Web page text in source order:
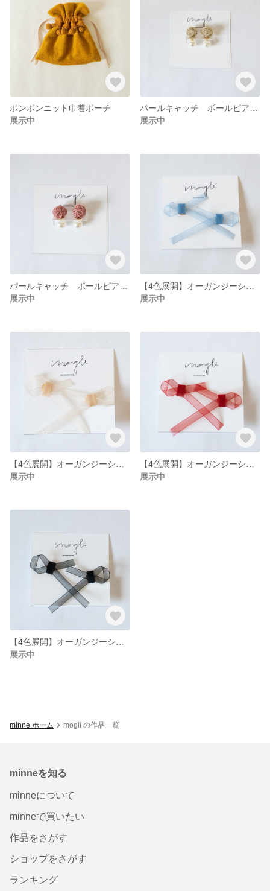
ポンポンニット巾着ポーチ
展示中
展示中
展示中
展示中
展示中
展示中
展示中
minne ホーム mogli の作品一覧
minneを知る
minneについて
minneで買いたい
作品をさがす
ショップをさがす
ランキング